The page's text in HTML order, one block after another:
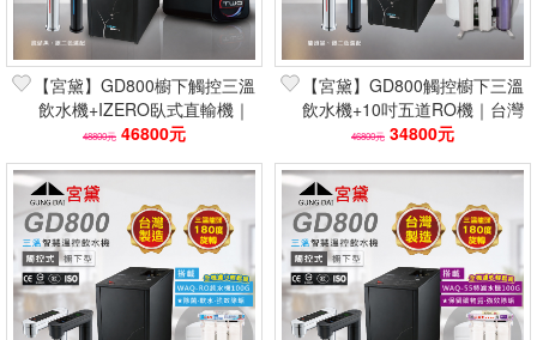
【宮黛】GD800櫥下觸控三溫
飲水機+IZERO臥式直輸機｜
600G大流量 台灣製保固
48800元 46800元
【宮黛】GD800觸控櫥下三溫
飲水機+10吋五道RO機｜台灣
製保固 除菌強效除垢
46800元 34800元